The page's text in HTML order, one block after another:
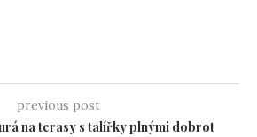
previous post
na terasy s talířky plnými dobrot